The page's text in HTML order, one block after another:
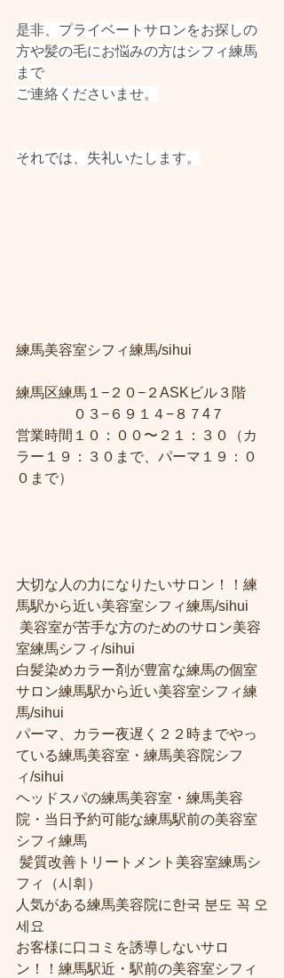
是非、プライベートサロンをお探しの
方や髪の毛にお悩みの方はシフィ練馬
まで
ご連絡くださいませ。
それでは、失礼いたします。
練馬美容室シフィ練馬/sihui
練馬区練馬１−２０−２ASKビル３階
０３−６９１４−８７4７
営業時間１０：００〜２１：３０（カ
ラー１９：３０まで、パーマ１９：０
０まで）
大切な人の力になりたいサロン！！練
馬駅から近い美容室シフィ練馬/sihui
室練馬シフィ/sihui
白髪染めカラー剤が豊富な練馬の個室
サロン練馬駅から近い美容室シフィ練
馬/sihui
パーマ、カラー夜遅く２２時までやっ
ている練馬美容室・練馬美容院シフ
ィ/sihui
ヘッドスパの練馬美容室・練馬美容
院・当日予約可能な練馬駅前の美容室
シフィ練馬
フィ（시휘）
人気がある練馬美容院に한국 분도 꼭 오
세요
お客様に口コミを誘導しないサロ
ン！！練馬駅近・駅前の美容室シフィ